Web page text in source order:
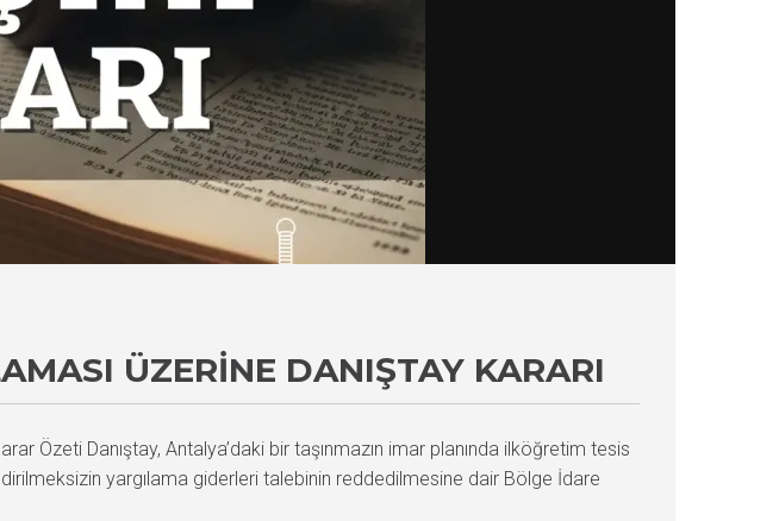
ÜZERINE DANIŞTAY KARARI
Özeti Danıştay, Antalya’daki bir taşınmazın imar planında ilköğretim tesis
yargılama giderleri talebinin reddedilmesine dair Bölge İdare